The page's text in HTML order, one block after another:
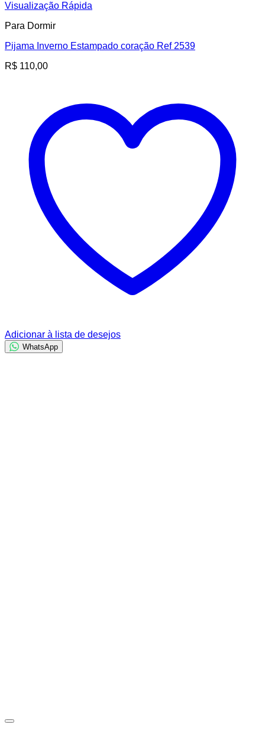
Visualização Rápida
Para Dormir
Pijama Inverno Estampado coração Ref 2539
R$ 110,00
Adicionar à lista de desejos
WhatsApp